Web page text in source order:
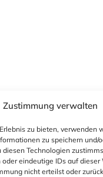
Zustimmung verwalten
zu bieten, verwenden
zu speichern und/
diesen Technologien
eindeutige IDs auf dieser
nicht erteilst oder